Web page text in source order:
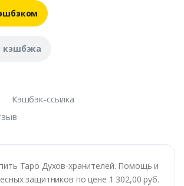
кэшбэка
Кэшбэк-ссылка
Таро Духов-хранителей. Помощь и
защитников по цене 1 302,00 руб.